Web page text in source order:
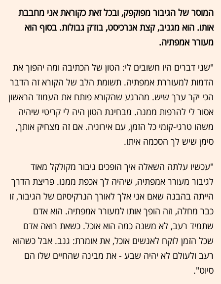
המוסר של הגיבור מפוקפק, ובכל זאת כקוראת אני מחבבת
אותו. הוא מגניב, קצת אנרכיסט, בודק גבולות. בסוף הוא
מעורר אמפתיה.
"שני דברים היו חשובים לי: הטון של הכתיבה ומה יהפוך את
הדמות למעוררת אמפתיה. תשומת הלב של הקורא זה הדבר
הכי יקר ערך שיש. מהרגע שהקורא פותח את העמוד הראשון
אסור לי להרפות ממנה. מבחינת הטון היה לי קריטי שיהיה
משהו טרגי-קומי כל הזמן, עם אירוניה. אם זה מצחיק אותך,
סימן שיש לך הסכמה איתו.
"עכשיו עלתה השאלה איך הופכים גיבור מקולקל מאוד
לגיבור מעורר אמפתיה, שיהיה לך אכפת ממנו. פריצת הדרך
הייתה בהבנה שאם אני אלך לאורך הנרקיסיזם של הגיבור, זו
כבר מחלה, וזה הופך אותו למעורר אמפתיה. הוא אדם
שתמיד רעב, לא משנה כמה הוא אוכל. כשאת רואה אדם
שכל הזמן לוקח לאנשים אוכל, את אומרת: גנב. אבל כשהוא
רעב ולעולם לא יהיה שבע - את מבינה שהחיים שלו הם
סיוט".